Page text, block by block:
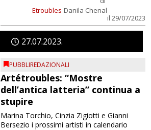
Etroubles Danila Chenal
il 29/07/2023
2707 2023
PUBBLIREDAZIONALI
Artétroubles: “Mostre
dell’antica latteria” continua a
stupire
Marina Torchio, Cinzia Zigiotti e Gianni
Bersezio i prossimi artisti in calendario